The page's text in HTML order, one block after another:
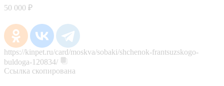
50 000 ₽
https://kinpet.ru/card/moskva/sobaki/shchenok-frantsuzskogo-
buldoga-120834/
Ссылка скопирована